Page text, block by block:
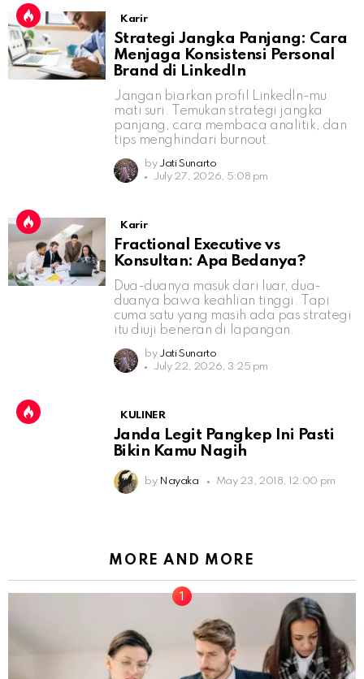
Karir
Strategi Jangka Panjang: Cara
Menjaga Konsistensi Personal
Brand di LinkedIn
Jangan biarkan profil LinkedIn-mu
mati suri. Temukan strategi jangka
panjang, cara membaca analitik, dan
tips menghindari burnout.
by Jati Sunarto
July 27, 2026, 5:08 pm
Karir
Fractional Executive vs
Konsultan: Apa Bedanya?
Dua-duanya masuk dari luar, dua-
duanya bawa keahlian tinggi. Tapi
cuma satu yang masih ada pas strategi
itu diuji beneran di lapangan.
by Jati Sunarto
July 22, 2026, 3:25 pm
KULINER
Janda Legit Pangkep Ini Pasti
Bikin Kamu Nagih
by Nayaka May 23, 2018, 12:00 pm
MORE AND MORE